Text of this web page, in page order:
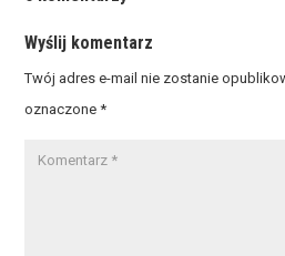
Wyślij komentarz
Twój adres e-mail nie zostanie
oznaczone*